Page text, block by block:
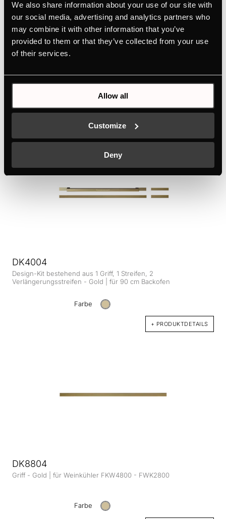
We also share information about your use of our site with
our social media, advertising and analytics partners who
may combine it with other information that you’ve
provided to them or that they’ve collected from your use
of their services.
Allow all
Customize
Deny
DK4004
Design-Kit bestehend aus 1 Griff, 1 Streifen, 2
Verlängerungsstreifen - Gold | für 90 cm Backofen
Farbe
+ PRODUKTDETAILS
DK8804
Griff - Gold | für Weinkühler FKW4800 - FWK2800
Farbe